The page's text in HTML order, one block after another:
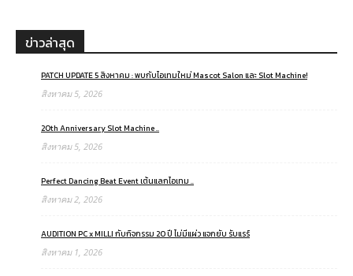
ข่าวล่าสุด
PATCH UPDATE 5 สิงหาคม : พบกับไอเทมใหม่ Mascot Salon และ Slot Machine!
สิงหาคม 5, 2026
20th Anniversary Slot Machine ..
สิงหาคม 5, 2026
Perfect Dancing Beat Event เต้นแลกไอเทม ..
สิงหาคม 2, 2026
AUDITION PC x MILLI กับกิจกรรม 20 ปี ไม่มีแผ่ว แจกยับ รับแรร์
สิงหาคม 1, 2026